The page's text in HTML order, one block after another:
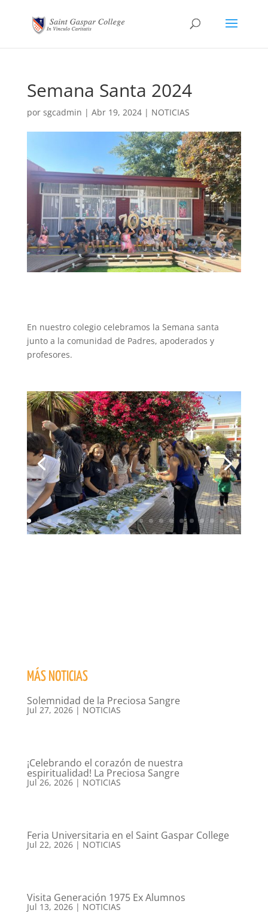
Semana Santa 2024
por sgcadmin | Abr 19, 2024| NOTICIAS
En nuestro colegio celebramos la Semana santa
junto a la comunidad de Padres, apoderados y
profesores.
MÁS NOTICIAS
Solemnidad de la Preciosa Sangre
Jul 27, 2026| NOTICIAS
¡Celebrando el corazón de nuestra
espiritualidad! La Preciosa Sangre
Jul 26, 2026| NOTICIAS
Feria Universitaria en el Saint Gaspar College
Jul 22, 2026| NOTICIAS
Visita Generación 1975 Ex Alumnos
Jul 13, 2026| NOTICIAS